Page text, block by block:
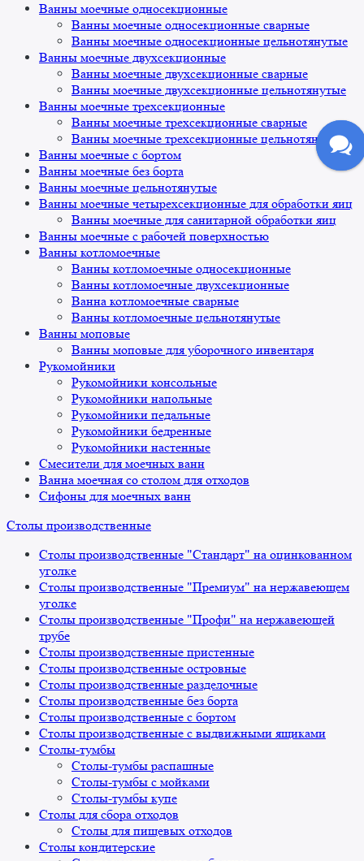
Ванны моечные односекционные
Ванны моечные односекционные сварные
Ванны моечные односекционные цельнотянутые
Ванны моечные двухсекционные
Ванны моечные двухсекционные сварные
Ванны моечные двухсекционные цельнотянутые
Ванны моечные трехсекционные
Ванны моечные трехсекционные сварные
Ванны моечные трехсекционные цельнотянутые
Ванны моечные с бортом
Ванны моечные без борта
Ванны моечные цельнотянутые
Ванны моечные четырехсекционные для обработки яиц
Ванны моечные для санитарной обработки яиц
Ванны моечные с рабочей поверхностью
Ванны котломоечные
Ванны котломоечные односекционные
Ванны котломоечные двухсекционные
Ванна котломоечные сварные
Ванны котломоечные цельнотянутые
Ванны моповые
Ванны моповые для уборочного инвентаря
Рукомойники
Рукомойники консольные
Рукомойники напольные
Рукомойники педальные
Рукомойники бедренные
Рукомойники настенные
Смесители для моечных ванн
Ванна моечная со столом для отходов
Сифоны для моечных ванн
Столы производственные
Столы производственные "Стандарт" на оцинкованном
уголке
Столы производственные "Премиум" на нержавеющем
уголке
Столы производственные "Профи" на нержавеющей
трубе
Столы производственные пристенные
Столы производственные островные
Столы производственные разделочные
Столы производственные без борта
Столы производственные с бортом
Столы производственные с выдвижными ящиками
Столы-тумбы
Столы-тумбы распашные
Столы-тумбы с мойками
Столы-тумбы купе
Столы для сбора отходов
Столы для пищевых отходов
Столы кондитерские